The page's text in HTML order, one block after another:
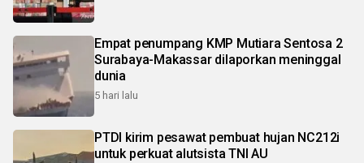
Empat penumpang KMP Mutiara Sentosa 2
Surabaya-Makassar dilaporkan meninggal
dunia
5 hari lalu
PTDI kirim pesawat pembuat hujan NC212i
untuk perkuat alutsista TNI AU